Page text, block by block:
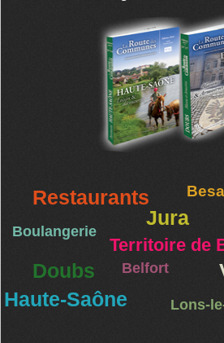
Restaurants
Jura
Boulangerie
Territoire de
Doubs Belfort
Haute-Saône
Lons-